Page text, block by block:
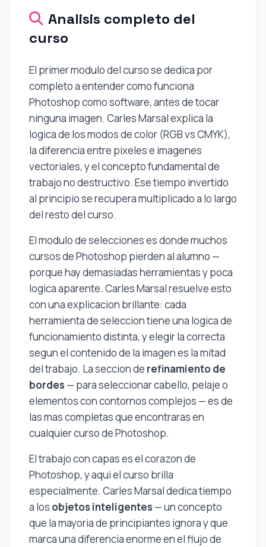
Analisis completo del
curso
El primer modulo del curso se dedica por
completo a entender como funciona
Photoshop como software, antes de tocar
ninguna imagen. Carles Marsal explica la
logica de los modos de color (RGB vs CMYK),
la diferencia entre pixeles e imagenes
vectoriales, y el concepto fundamental de
trabajo no destructivo. Ese tiempo invertido
al principio se recupera multiplicado a lo largo
del resto del curso.
El modulo de selecciones es donde muchos
cursos de Photoshop pierden al alumno —
porque hay demasiadas herramientas y poca
logica aparente. Carles Marsal resuelve esto
con una explicacion brillante: cada
herramienta de seleccion tiene una logica de
funcionamiento distinta, y elegir la correcta
segun el contenido de la imagen es la mitad
del trabajo. La seccion de refinamiento de
bordes — para seleccionar cabello, pelaje o
elementos con contornos complejos — es de
las mas completas que encontraras en
cualquier curso de Photoshop.
El trabajo con capas es el corazon de
Photoshop, y aqui el curso brilla
especialmente. Carles Marsal dedica tiempo
a los objetos inteligentes — un concepto
que la mayoria de principiantes ignora y que
marca una diferencia enorme en el flujo de